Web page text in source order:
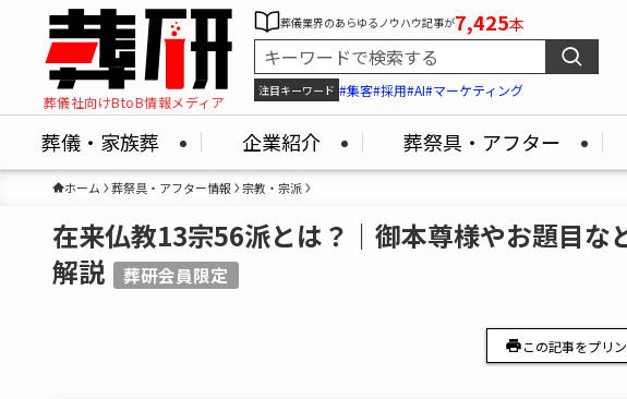
葬儀社向けBtoB情報メディア
葬儀業界のあらゆるノウハウ記事が7,425本
注目キーワード #集客#採用#AI#マーケティング
葬儀・家族葬 企業紹介 葬祭具・アフター
ホーム 葬祭具・アフター情報 宗教・宗派
在来仏教13宗56派とは？｜御本尊様やお題目な
解説
葬研会員限定
この記事をプリ